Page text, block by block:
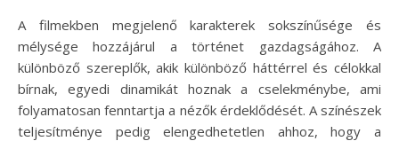
A filmekben megjelenő karakterek sokszínűsége és
mélysége hozzájárul a történet gazdagságához. A
különböző szereplők, akik különböző háttérrel és célokkal
bírnak, egyedi dinamikát hoznak a cselekménybe, ami
folyamatosan fenntartja a nézők érdeklődését. A színészek
teljesítménye pedig elengedhetetlen ahhoz, hogy a